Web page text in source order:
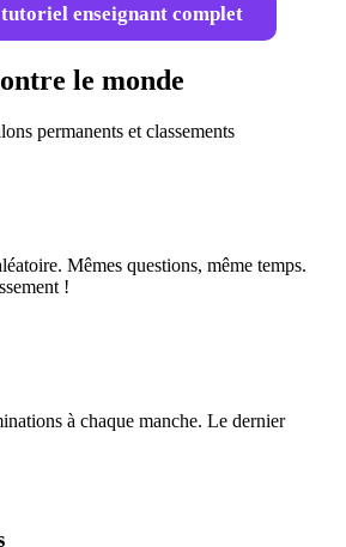
enseignant complet
le monde
permanents et classements
Mêmes questions, même temps.
!
à chaque manche. Le dernier